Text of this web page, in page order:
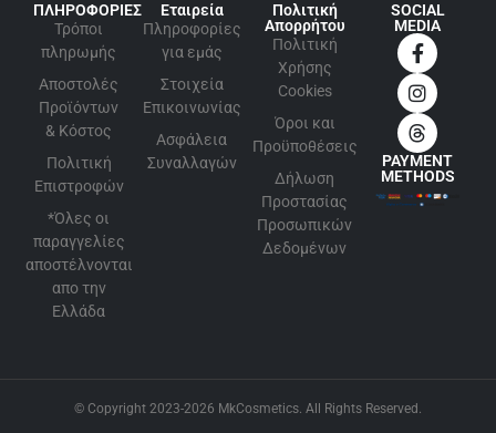
ΠΛΗΡΟΦΟΡΙΕΣ
Τρόποι
πληρωμής
Αποστολές
Προϊόντων
& Κόστος
Πολιτική
Επιστροφών
*Όλες οι
παραγγελίες
αποστέλνονται
απο την
Ελλάδα
Εταιρεία
Πληροφορίες
για εμάς
Στοιχεία
Επικοινωνίας
Ασφάλεια
Συναλλαγών
Πολιτική
Απορρήτου
Πολιτική
Xρήσης
Cookies
Όροι και
Προϋποθέσεις
Δήλωση
Προστασίας
Προσωπικών
Δεδομένων
SOCIAL
MEDIA
PAYMENT
METHODS
© Copyright 2023-2026 MkCosmetics. All Rights Reserved.